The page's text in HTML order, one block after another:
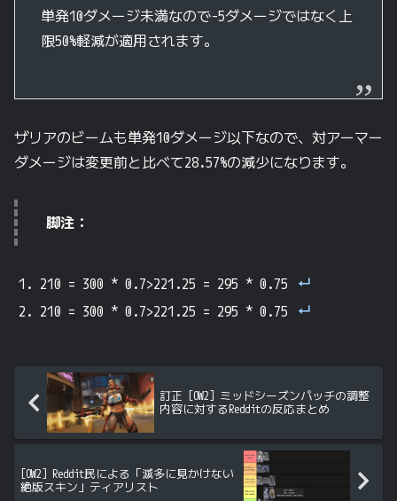
単発10ダメージ未満なので-5ダメージではなく上
限50%軽減が適用されます。
ザリアのビームも単発10ダメージ以下なので、対アーマー
ダメージは変更前と比べて28.57%の減少になります。
脚注：
210 = 300 * 0.7>221.25 = 295 * 0.75
210 = 300 * 0.7>221.25 = 295 * 0.75
訂正 [OW2] ミッドシーズンパッチの調整
内容に対するRedditの反応まとめ
[OW2] Reddit民による「滅多に見かけない
絶版スキン」ティアリスト